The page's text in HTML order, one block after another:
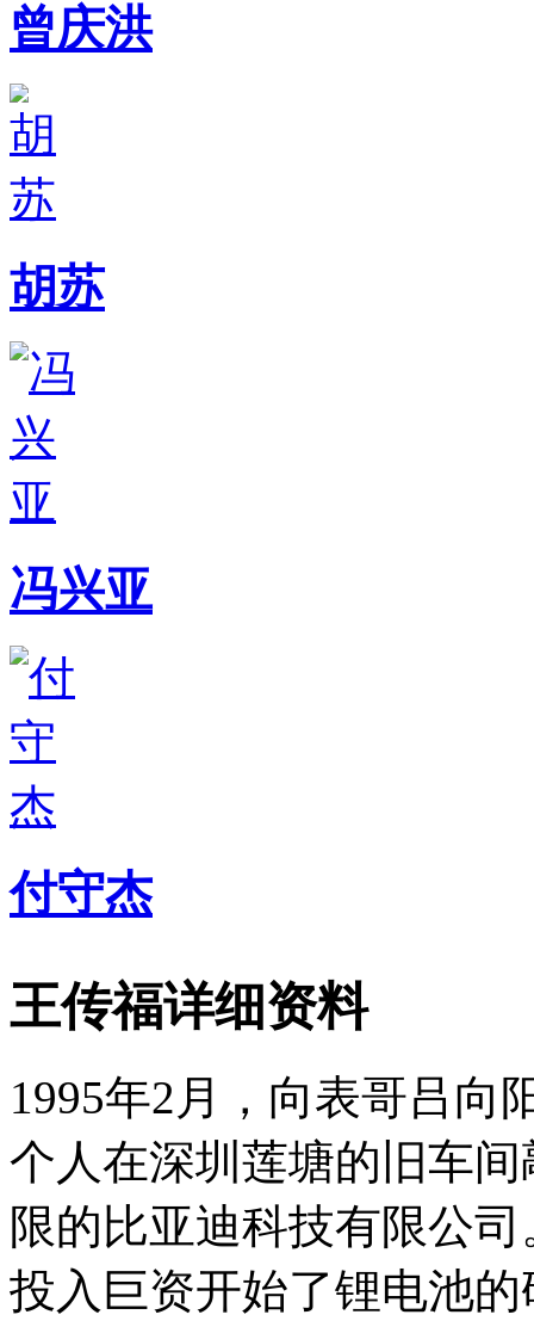
曾庆洪
胡苏
冯兴亚
付守杰
王传福详细资料
1995年2月，向表哥吕向
个人在深圳莲塘的旧车
限的比亚迪科技有限公
投入巨资开始了锂电池